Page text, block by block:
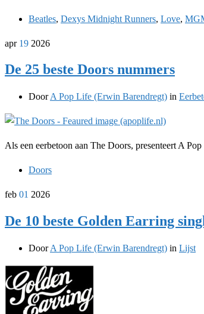
Beatles, Dexys Midnight Runners, Love,
apr 19 2026
De 25 beste Doors nummers
DoorA Pop Life (Erwin Barendregt) in
Als een eerbetoon aan The Doors, presenteert A
Doors
feb 01 2026
De 10 beste Golden Earring
DoorA Pop Life (Erwin Barendregt) in Lijst